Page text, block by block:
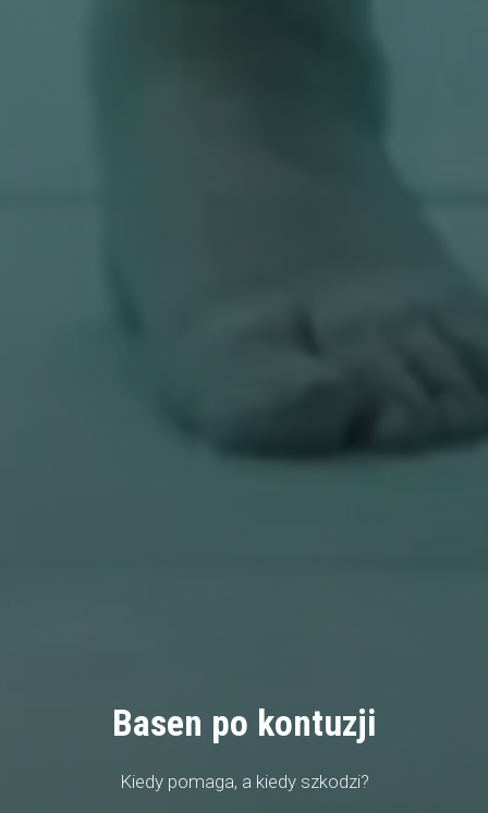
Basen po kontuzji
Kiedy pomaga, a kiedy szkodzi?